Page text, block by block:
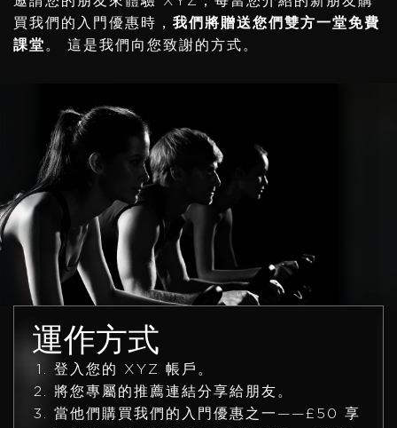
買我們的入門優惠時， 我們將贈送您們雙方一堂免費
課堂 。 這是我們向您致謝的方式。
運作方式
登入您的 XYZ 帳戶。
將您專屬的推薦連結分享給朋友。
當他們購買我們的入門優惠之一——£50 享